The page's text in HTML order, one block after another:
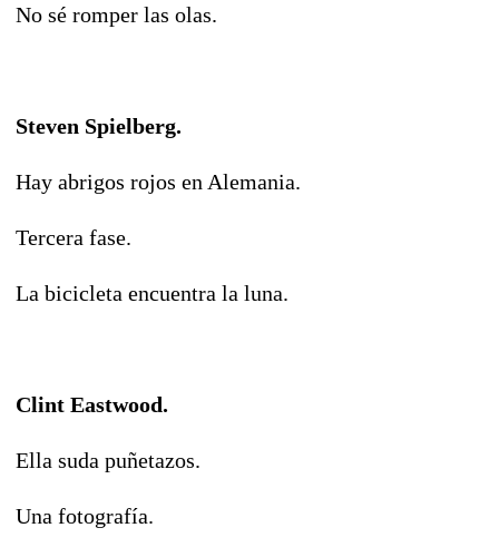
No sé romper las olas.
Steven Spielberg.
Hay abrigos rojos en Alemania.
Tercera fase.
La bicicleta encuentra la luna.
Clint Eastwood.
Ella suda puñetazos.
Una fotografía.